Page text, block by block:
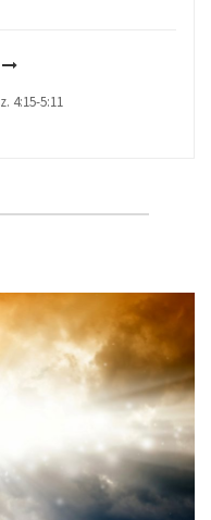
4:15-5:11